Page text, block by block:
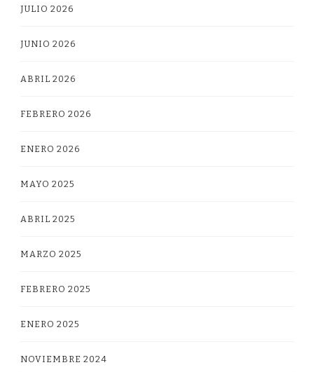
JULIO 2026
JUNIO 2026
ABRIL 2026
FEBRERO 2026
ENERO 2026
MAYO 2025
ABRIL 2025
MARZO 2025
FEBRERO 2025
ENERO 2025
NOVIEMBRE 2024